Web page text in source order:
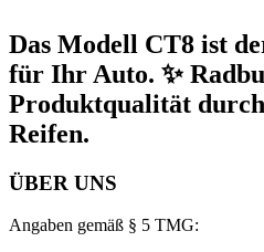
Das Modell CT8 ist
für Ihr Auto. ✨
Produktqualität
Reifen.
ÜBER UNS
Angaben gemäß § 5 TMG: